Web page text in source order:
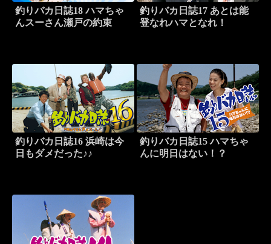
釣りバカ日誌18 ハマちゃ
んスーさん瀬戸の約束
釣りバカ日誌17 あとは能
登なれハマとなれ！
釣りバカ日誌16 浜崎は今
日もダメだった♪♪
釣りバカ日誌15 ハマちゃ
んに明日はない！？